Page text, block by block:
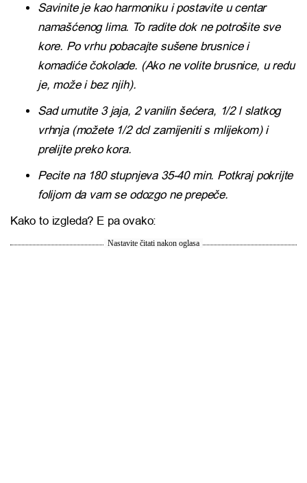
Savinite je kao harmoniku i postavite u centar
namašćenog lima. To radite dok ne potrošite sve
kore. Po vrhu pobacajte sušene brusnice i
komadiće čokolade. (Ako ne volite brusnice, u redu
je, može i bez njih).
Sad umutite 3 jaja, 2 vanilin šećera, 1/2 l slatkog
vrhnja (možete 1/2 dcl zamijeniti s mlijekom) i
prelijte preko kora.
Pecite na 180 stupnjeva 35-40 min. Potkraj pokrijte
folijom da vam se odozgo ne prepeče.
Kako to izgleda? E pa ovako:
Nastavite čitati nakon oglasa